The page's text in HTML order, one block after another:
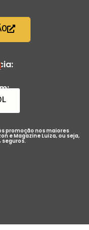
promoção nos maiores
e Magazine Luiza, ou seja,
seguros.